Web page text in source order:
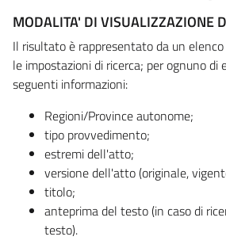
MODALITA' DI VISUALIZZAZIONE
Il risultato è rappresentato da un
le impostazioni di ricerca; per ognuno di
seguenti informazioni:
Regioni/Province autonome;
tipo provvedimento;
estremi dell'atto;
versione dell'atto (originale,
titolo;
anteprima del testo (in caso di
testo).